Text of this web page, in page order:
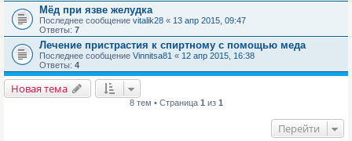
Мёд при язве желудка
Последнее сообщение vitalik28 « 13 апр 2015, 09:47
Ответы: 7
Лечение пристрастия к спиртному с помощью меда
Последнее сообщение Vinnitsa81 « 12 апр 2015, 16:38
Ответы: 4
Новая тема
8 тем • Страница 1 из 1
Перейти